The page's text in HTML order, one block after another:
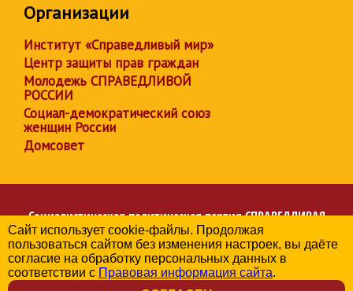
Организации
Институт «Справедливый мир»
Центр защиты прав граждан
Молодежь СПРАВЕДЛИВОЙ
РОССИИ
Социал-демократический союз
женщин России
Домсовет
Социалистическая политическая партияСПРАВЕДЛИВАЯ
РОССИЯ
Региональное отделение партии в Чувашской Республике
© 2006-2026
Политика в отношении обработки персональных данных
Сайт использует cookie-файлы. Продолжая
пользоваться сайтом без изменения настроек, вы даёте
согласие на обработку персональных данных в
соответствии с Правовая информация сайта.